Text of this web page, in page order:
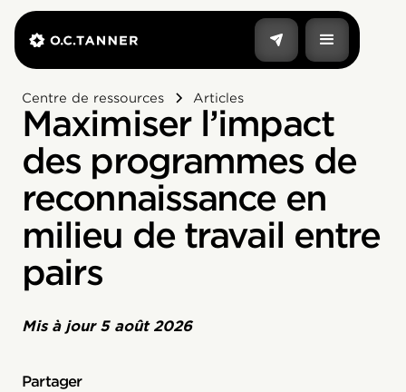
Centre de ressources Articles
Maximiser l’impact
des programmes de
reconnaissance en
milieu de travail entre
pairs
Mis à jour 5 août 2026
Partager